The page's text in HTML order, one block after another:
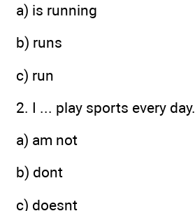
a) is running
b) runs
c) run
2. I ... play sports every day.
a) am not
b) dont
c) doesnt